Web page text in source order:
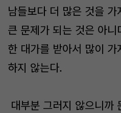
남들보다 더 많은 것을
큰 문제가 되는 것은 아
한 대가를 받아서 많이
하지 않는다.
대부분 그러지 않으니까